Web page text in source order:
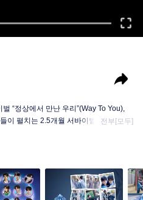
“정상에서 만난 우리”(Way To You),
이 펼치는 2.5개월 서바이벌+라이브 무
케미까지 전 과정을 지켜볼 수 있다. 최
무대에서 본격적으로 데뷔하게 된다.
전부[모두]